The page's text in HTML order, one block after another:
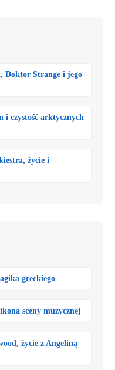
Doktor Strange i jego
i czystość arktycznych
życie i
greckiego
sceny muzycznej
życie z Angeliną